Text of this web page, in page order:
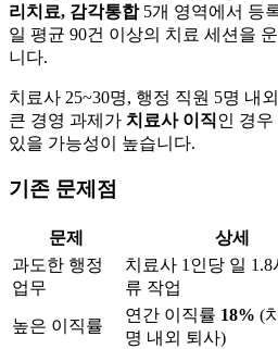
리치료, 감각통합5개 영역에서 등
일 평균 90건 이상의 치료 세션을
니다.
치료사 25~30명, 행정 직원 5명 내
큰 경영 과제가 치료사 이직인 경우
있을 가능성이 높습니다.
기존 문제점
문제 상세
과도한 행정
업무
치료사 1인당 일 1.8
류 작업
높은 이직률
연간 이직률 18% (
명 내외 퇴사)